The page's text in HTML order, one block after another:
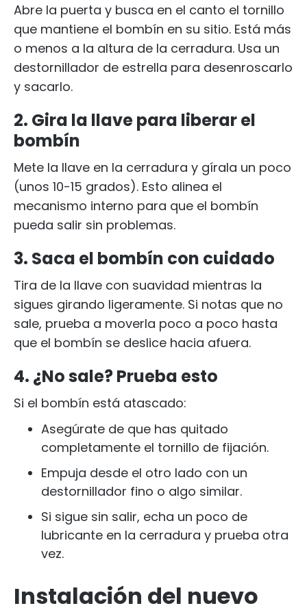
Abre la puerta y busca en el canto el tornillo
que mantiene el bombín en su sitio. Está más
o menos a la altura de la cerradura. Usa un
destornillador de estrella para desenroscarlo
y sacarlo.
2. Gira la llave para liberar el
bombín
Mete la llave en la cerradura y gírala un poco
(unos 10-15 grados). Esto alinea el
mecanismo interno para que el bombín
pueda salir sin problemas.
3. Saca el bombín con cuidado
Tira de la llave con suavidad mientras la
sigues girando ligeramente. Si notas que no
sale, prueba a moverla poco a poco hasta
que el bombín se deslice hacia afuera.
4. ¿No sale? Prueba esto
Si el bombín está atascado:
Asegúrate de que has quitado
completamente el tornillo de fijación.
Empuja desde el otro lado con un
destornillador fino o algo similar.
Si sigue sin salir, echa un poco de
lubricante en la cerradura y prueba otra
vez.
Instalación del nuevo